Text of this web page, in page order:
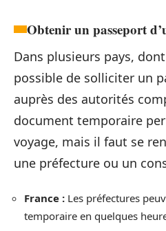
Obtenir un passeport
Dans plusieurs pays,
possible de solliciter un
auprès des autorités
document temporaire
voyage, mais il faut se
une préfecture ou un
France : Les préfectures
temporaire en quelques